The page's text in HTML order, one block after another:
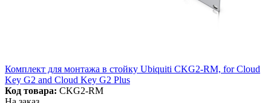
Комплект для монтажа в стойку Ubiquiti CKG2-RM, for Cloud
Key G2 and Cloud Key G2 Plus
Код товара: CKG2-RM